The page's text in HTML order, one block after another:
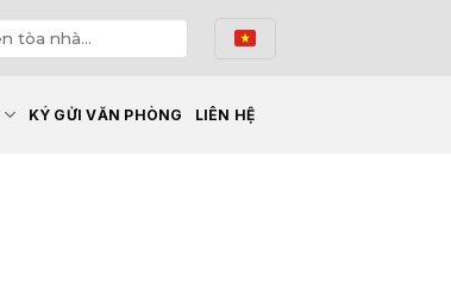
KÝ GỬI VĂN PHÒNG LIÊN HỆ